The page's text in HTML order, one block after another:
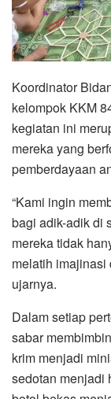
​Koordinator
kelompok KKM
kegiatan ini
mereka yang
pemberdayaan
“Kami ingin
bagi adik-adik di
mereka tidak
melatih imajinasi
ujarnya.
​Dalam setiap
sabar
krim menjadi
sedotan menjadi